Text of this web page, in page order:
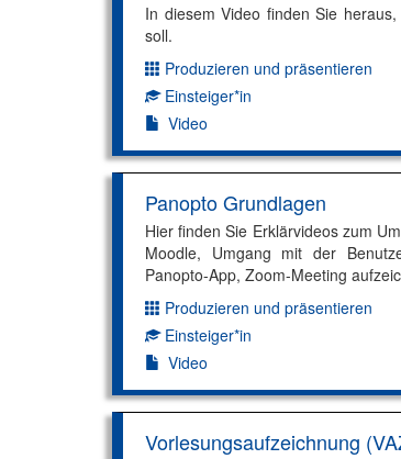
In diesem Video finden Sie
soll.
Dimension:
Produzieren und präsentieren
Kompetenzniveau:
Einsteiger*in
Video
Panopto Grundlagen
Hier finden Sie Erklärvideos zum
Moodle, Umgang mit der
Panopto-App, Zoom-Meeting
Dimension:
Produzieren und präsentieren
Kompetenzniveau:
Einsteiger*in
Video
Vorlesungsaufzeichnung